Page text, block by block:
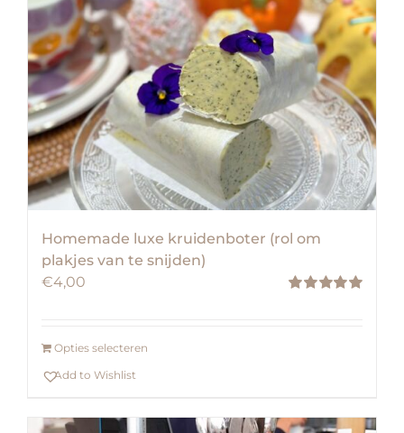
Homemade luxe kruidenboter (rol om
plakjes van te snijden)
€4,00
Opties selecteren
Add to Wishlist